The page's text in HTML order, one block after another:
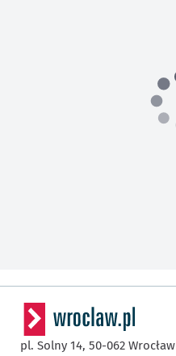
pl. Solny 14, 50-062 Wrocław